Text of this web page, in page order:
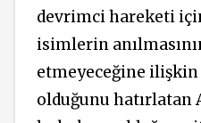
devrimci hareketi
isimlerin
etmeyeceğine ilişkin
olduğunu hatırlatan